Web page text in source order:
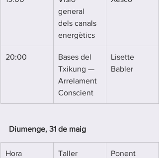
general
dels canals
energètics
20:00
Bases del
Txikung —
Arrelament
Conscient
Lisette
Babler
Diumenge, 31 de maig
Hora Taller Ponent